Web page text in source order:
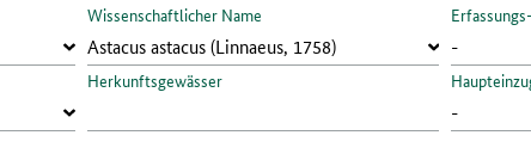
Wissenschaftlicher Name
Herkunftsgewässer